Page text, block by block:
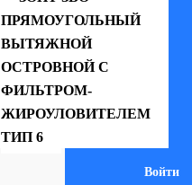
ПРЯМОУГОЛЬНЫЙ
ВЫТЯЖНОЙ
ОСТРОВНОЙ С
ФИЛЬТРОМ-
ЖИРОУЛОВИТЕЛЕМ
ТИП 6
Войти